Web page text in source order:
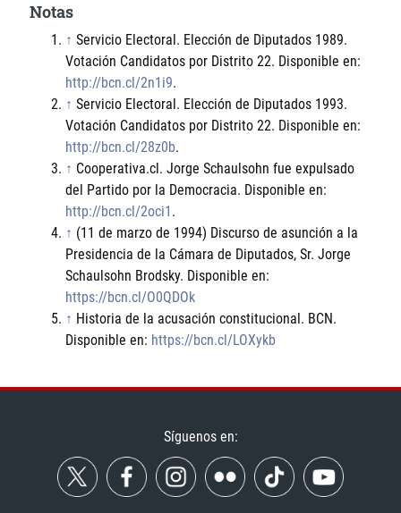
Notas
↑ Servicio Electoral. Elección de Diputados 1989.
Votación Candidatos por Distrito 22. Disponible en:
http://bcn.cl/2n1i9.
↑ Servicio Electoral. Elección de Diputados 1993.
Votación Candidatos por Distrito 22. Disponible en:
http://bcn.cl/28z0b.
↑ Cooperativa.cl. Jorge Schaulsohn fue expulsado
del Partido por la Democracia. Disponible en:
http://bcn.cl/2oci1 .
↑ (11 de marzo de 1994) Discurso de asunción a la
Presidencia de la Cámara de Diputados, Sr. Jorge
Schaulsohn Brodsky. Disponible en:
https://bcn.cl/O0QDOk
↑ Historia de la acusación constitucional. BCN.
Disponible en: https://bcn.cl/LOXykb
Síguenos en: